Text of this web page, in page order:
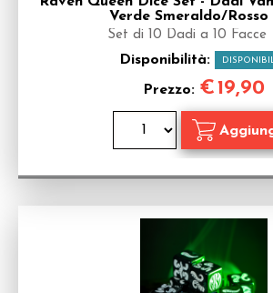
Verde Smeraldo/Rosso
Set di 10 Dadi a 10 Facce
Disponibilità:
Prezzo: €19,90